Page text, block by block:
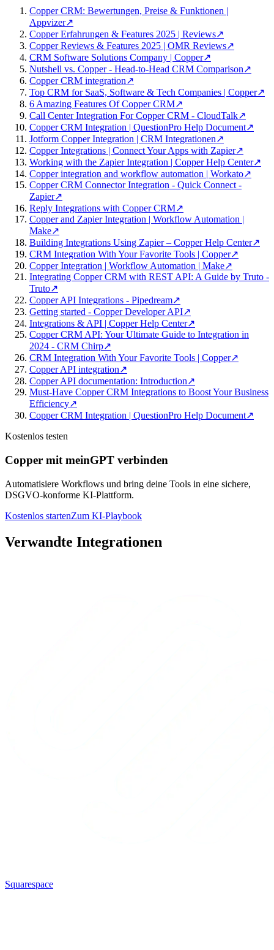
Copper CRM: Bewertungen, Preise & Funktionen |
Appvizer↗
Copper Erfahrungen & Features 2025 | Reviews↗
Copper Reviews & Features 2025 | OMR Reviews↗
CRM Software Solutions Company | Copper↗
Nutshell vs. Copper - Head-to-Head CRM Comparison↗
Copper CRM integration↗
Top CRM for SaaS, Software & Tech Companies | Copper↗
6 Amazing Features Of Copper CRM↗
Call Center Integration For Copper CRM - CloudTalk↗
Copper CRM Integration | QuestionPro Help Document↗
Jotform Copper Integration | CRM Integrationen↗
Copper Integrations | Connect Your Apps with Zapier↗
Working with the Zapier Integration | Copper Help Center↗
Copper integration and workflow automation | Workato↗
Copper CRM Connector Integration - Quick Connect -
Zapier↗
Reply Integrations with Copper CRM↗
Copper and Zapier Integration | Workflow Automation |
Make↗
Building Integrations Using Zapier – Copper Help Center↗
CRM Integration With Your Favorite Tools | Copper↗
Copper Integration | Workflow Automation | Make↗
Integrating Copper CRM with REST API: A Guide by Truto -
Truto↗
Copper API Integrations - Pipedream↗
Getting started - Copper Developer API↗
Integrations & API | Copper Help Center↗
Copper CRM API: Your Ultimate Guide to Integration in
2024 - CRM Chirp↗
CRM Integration With Your Favorite Tools | Copper↗
Copper API integration↗
Copper API documentation: Introduction↗
Must-Have Copper CRM Integrations to Boost Your Business
Efficiency↗
Copper CRM Integration | QuestionPro Help Document↗
Kostenlos testen
Copper mit meinGPT verbinden
Automatisiere Workflows und bring deine Tools in eine sichere,
DSGVO-konforme KI-Plattform.
Kostenlos startenZum KI-Playbook
Verwandte Integrationen
Squarespace